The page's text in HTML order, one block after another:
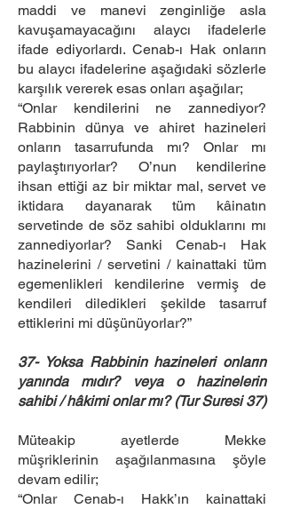
maddi ve manevi zenginliğe asla
kavuşamayacağını alaycı ifadelerle
ifade ediyorlardı. Cenab-ı Hak onların
bu alaycı ifadelerine aşağıdaki sözlerle
karşılık vererek esas onları aşağılar;
“Onlar kendilerini ne zannediyor?
Rabbinin dünya ve ahiret hazineleri
onların tasarrufunda mı? Onlar mı
paylaştırıyorlar? O’nun kendilerine
ihsan ettiği az bir miktar mal, servet ve
iktidara dayanarak tüm kâinatın
servetinde de söz sahibi olduklarını mı
zannediyorlar? Sanki Cenab-ı Hak
hazinelerini / servetini / kainattaki tüm
egemenlikleri kendilerine vermiş de
kendileri diledikleri şekilde tasarruf
ettiklerini mi düşünüyorlar?”
37- Yoksa Rabbinin hazineleri onların
yanında mıdır? veya o hazinelerin
sahibi / hâkimi onlar mı? (Tur Suresi 37)
Müteakip ayetlerde Mekke
müşriklerinin aşağılanmasına şöyle
devam edilir;
“Onlar Cenab-ı Hakk’ın kainattaki